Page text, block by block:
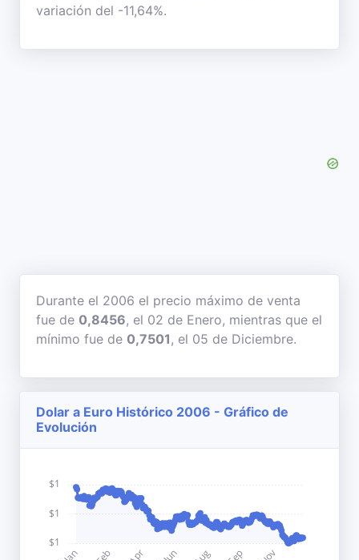
variación del -11,64%.
Durante el 2006 el precio máximo de venta
fue de 0,8456, el 02 de Enero, mientras que el
mínimo fue de 0,7501, el 05 de Diciembre.
Dolar a Euro Histórico 2006 - Gráfico de
Evolución